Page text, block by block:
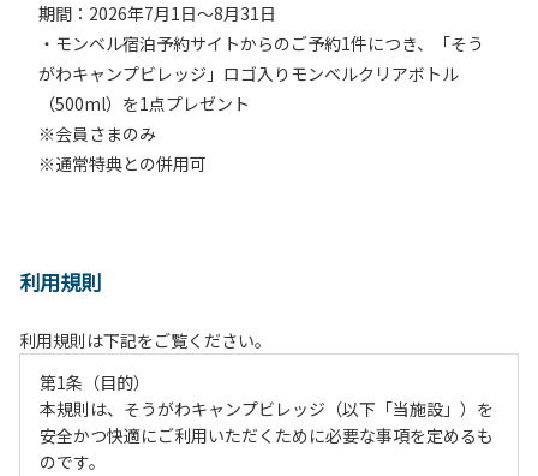
期間：2026年7月1日～8月31日
・モンベル宿泊予約サイトからのご予約1件につき、「そう
がわキャンプビレッジ」ロゴ入りモンベルクリアボトル
（500ml）を1点プレゼント
※会員さまのみ
※通常特典との併用可
利用規則
利用規則は下記をご覧ください。
第1条（目的）
本規則は、そうがわキャンプビレッジ（以下「当施設」）を
安全かつ快適にご利用いただくために必要な事項を定めるも
のです。